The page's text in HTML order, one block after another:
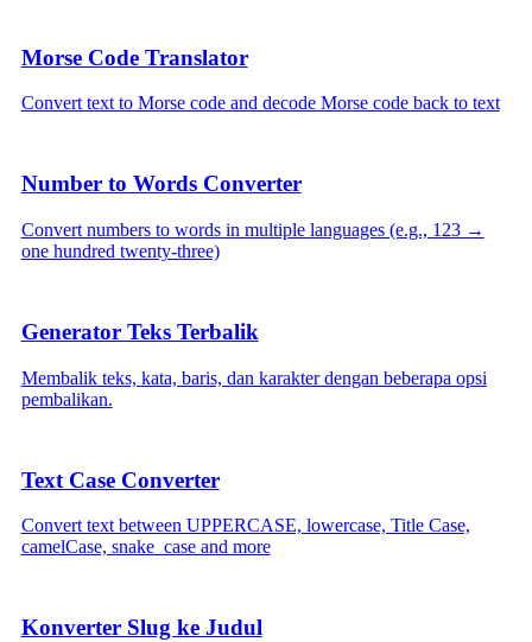
Morse Code Translator
Convert text to Morse code and decode Morse code back to text
Number to Words Converter
Convert numbers to words in multiple languages (e.g., 123 →
one hundred twenty-three)
Generator Teks Terbalik
Membalik teks, kata, baris, dan karakter dengan beberapa opsi
pembalikan.
Text Case Converter
Convert text between UPPERCASE, lowercase, Title Case,
camelCase, snake_case and more
Konverter Slug ke Judul